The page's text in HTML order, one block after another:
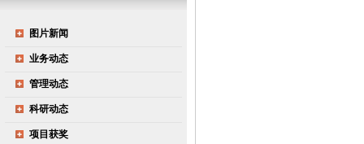
图片新闻
业务动态
管理动态
科研动态
项目获奖